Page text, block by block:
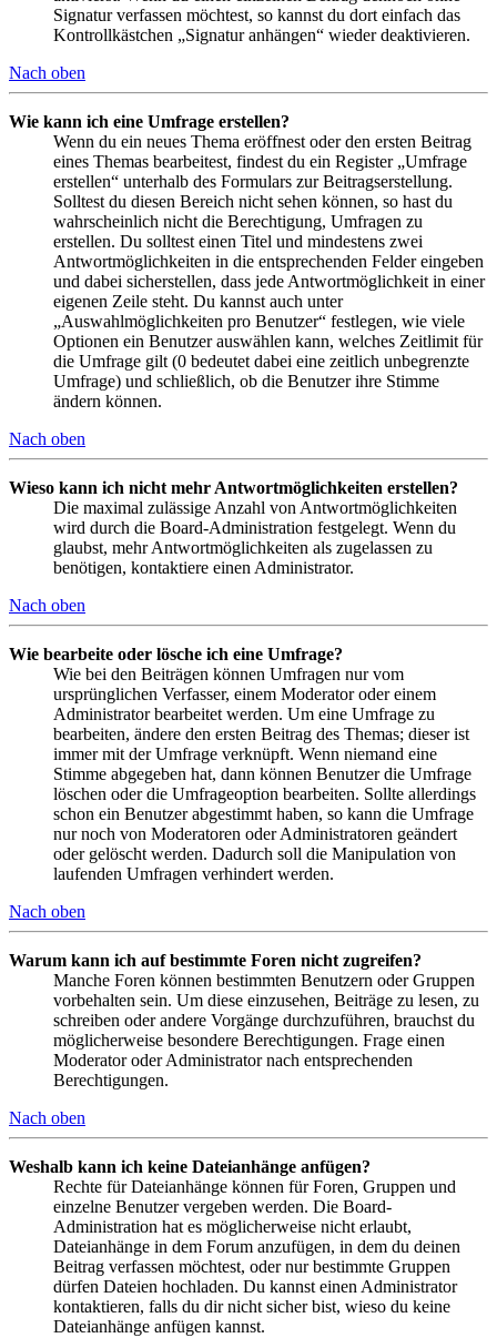
Signatur verfassen möchtest, so kannst du dort einfach das
Kontrollkästchen „Signatur anhängen“ wieder deaktivieren.
Nach oben
Wie kann ich eine Umfrage erstellen?
Wenn du ein neues Thema eröffnest oder den ersten Beitrag
eines Themas bearbeitest, findest du ein Register „Umfrage
erstellen“ unterhalb des Formulars zur Beitragserstellung.
Solltest du diesen Bereich nicht sehen können, so hast du
wahrscheinlich nicht die Berechtigung, Umfragen zu
erstellen. Du solltest einen Titel und mindestens zwei
Antwortmöglichkeiten in die entsprechenden Felder eingeben
und dabei sicherstellen, dass jede Antwortmöglichkeit in einer
eigenen Zeile steht. Du kannst auch unter
„Auswahlmöglichkeiten pro Benutzer“ festlegen, wie viele
Optionen ein Benutzer auswählen kann, welches Zeitlimit für
die Umfrage gilt (0 bedeutet dabei eine zeitlich unbegrenzte
Umfrage) und schließlich, ob die Benutzer ihre Stimme
ändern können.
Nach oben
Wieso kann ich nicht mehr Antwortmöglichkeiten erstellen?
Die maximal zulässige Anzahl von Antwortmöglichkeiten
wird durch die Board-Administration festgelegt. Wenn du
glaubst, mehr Antwortmöglichkeiten als zugelassen zu
benötigen, kontaktiere einen Administrator.
Nach oben
Wie bearbeite oder lösche ich eine Umfrage?
Wie bei den Beiträgen können Umfragen nur vom
ursprünglichen Verfasser, einem Moderator oder einem
Administrator bearbeitet werden. Um eine Umfrage zu
bearbeiten, ändere den ersten Beitrag des Themas; dieser ist
immer mit der Umfrage verknüpft. Wenn niemand eine
Stimme abgegeben hat, dann können Benutzer die Umfrage
löschen oder die Umfrageoption bearbeiten. Sollte allerdings
schon ein Benutzer abgestimmt haben, so kann die Umfrage
nur noch von Moderatoren oder Administratoren geändert
oder gelöscht werden. Dadurch soll die Manipulation von
laufenden Umfragen verhindert werden.
Nach oben
Warum kann ich auf bestimmte Foren nicht zugreifen?
Manche Foren können bestimmten Benutzern oder Gruppen
vorbehalten sein. Um diese einzusehen, Beiträge zu lesen, zu
schreiben oder andere Vorgänge durchzuführen, brauchst du
möglicherweise besondere Berechtigungen. Frage einen
Moderator oder Administrator nach entsprechenden
Berechtigungen.
Nach oben
Weshalb kann ich keine Dateianhänge anfügen?
Rechte für Dateianhänge können für Foren, Gruppen und
einzelne Benutzer vergeben werden. Die Board-
Administration hat es möglicherweise nicht erlaubt,
Dateianhänge in dem Forum anzufügen, in dem du deinen
Beitrag verfassen möchtest, oder nur bestimmte Gruppen
dürfen Dateien hochladen. Du kannst einen Administrator
kontaktieren, falls du dir nicht sicher bist, wieso du keine
Dateianhänge anfügen kannst.